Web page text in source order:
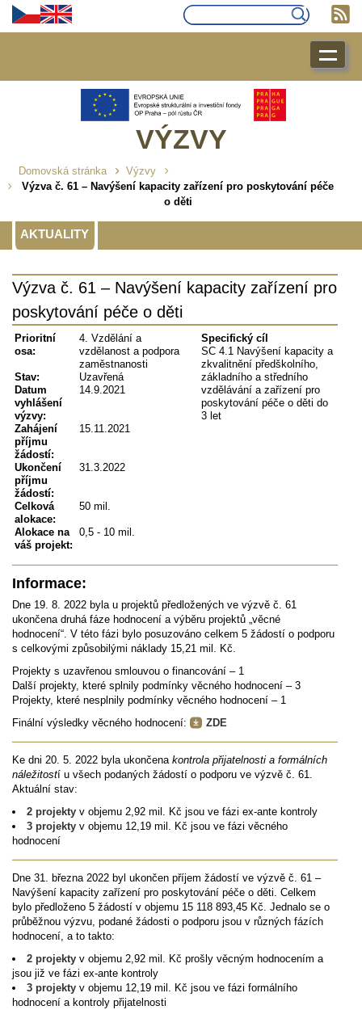
VÝZVY
Domovská stránka
Výzvy
Výzva č. 61 – Navýšení kapacity zařízení pro poskytování péče
o děti
AKTUALITY
Výzva č. 61 – Navýšení kapacity zařízení pro
poskytování péče o děti
Prioritní
osa:
4. Vzdělání a
vzdělanost a podpora
zaměstnanosti
Specifický cíl
SC 4.1 Navýšení kapacity a
zkvalitnění předškolního,
základního a středního
vzdělávání a zařízení pro
poskytování péče o děti do
3 let
Stav:
Uzavřená
Datum
vyhlášení
výzvy:
14.9.2021
Zahájení
příjmu
žádostí:
15.11.2021
Ukončení
příjmu
žádostí:
31.3.2022
Celková
alokace:
50 mil.
Alokace na
váš projekt:
0,5 - 10 mil.
Informace:
Dne 19. 8. 2022 byla u projektů předložených ve výzvě č. 61
ukončena druhá fáze hodnocení a výběru projektů „věcné
hodnocení“. V této fázi bylo posuzováno celkem 5 žádostí o podporu
s celkovými způsobilými náklady 15,21 mil. Kč.
Projekty s uzavřenou smlouvou o financování – 1
Další projekty, které splnily podmínky věcného hodnocení – 3
Projekty, které nesplnily podmínky věcného hodnocení – 1
Finální výsledky věcného hodnocení:
ZDE
Ke dni 20. 5. 2022 byla ukončena kontrola přijatelnosti a formálních
náležitostí u všech podaných žádostí o podporu ve výzvě č. 61.
Aktuální stav:
2 projekty v objemu 2,92 mil. Kč jsou ve fázi ex-ante kontroly
3 projekty v objemu 12,19 mil. Kč jsou ve fázi věcného
hodnocení
Dne 31. března 2022 byl ukončen příjem žádostí ve výzvě č. 61 –
Navýšení kapacity zařízení pro poskytování péče o děti. Celkem
bylo předloženo 5 žádostí v objemu 15 118 893,45 Kč. Jednalo se o
průběžnou výzvu, podané žádosti o podporu jsou v různých fázích
hodnocení, a to takto:
2 projekty v objemu 2,92 mil. Kč prošly věcným hodnocením a
jsou již ve fázi ex-ante kontroly
3 projekty v objemu 12,19 mil. Kč jsou ve fázi formálního
hodnocení a kontroly přijatelnosti